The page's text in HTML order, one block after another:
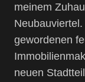
meinem
gewordenen
neuen